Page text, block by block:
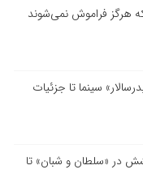
هرگز فراموش نمی‌شوند
سینما تا جزئیات
در «سلطان و شبان» تا